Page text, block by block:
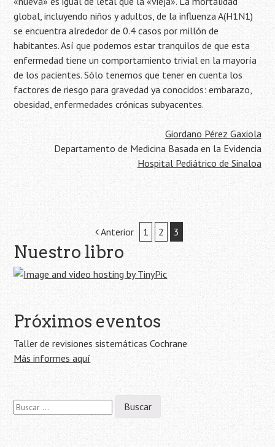
global, incluyendo niños y adultos, de la influenza A(H1N1)
se encuentra alrededor de 0.4 casos por millón de
habitantes. Así que podemos estar tranquilos de que esta
enfermedad tiene un comportamiento trivial en la mayoría
de los pacientes. Sólo tenemos que tener en cuenta los
factores de riesgo para gravedad ya conocidos: embarazo,
obesidad, enfermedades crónicas subyacentes.
Giordano Pérez Gaxiola
Departamento de Medicina Basada en la Evidencia
Hospital Pediátrico de Sinaloa
Navegación
de
la
entrada
Anterior 1 2 3
Nuestro libro
Próximos eventos
Taller de revisiones sistemáticas Cochrane
Más informes aquí
Buscar: